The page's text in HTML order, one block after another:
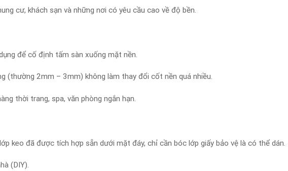
cư, khách sạn và những nơi có yêu cầu cao về độ bền.
để cố định tấm sàn xuống mặt nền.
(thường 2mm – 3mm) không làm thay đổi cốt nền quá nhiều.
thời trang, spa, văn phòng ngắn hạn.
keo đã được tích hợp sẵn dưới mặt đáy, chỉ cần bóc lớp giấy bảo vệ là có thể dán.
(DIY).